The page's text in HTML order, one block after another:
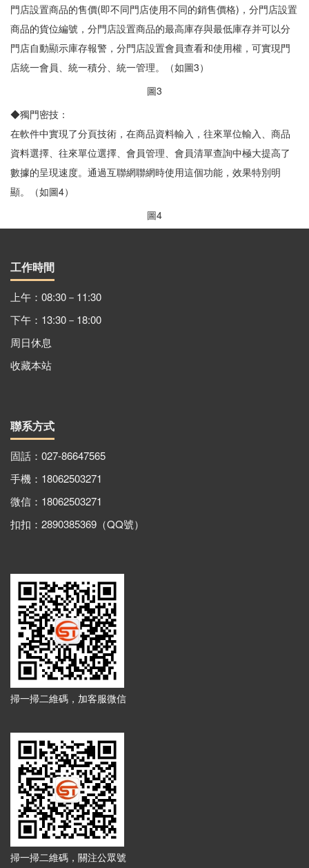
門店設置商品的售價(即不同門店使用不同的銷售價格)，分門店設置
商品的貨位編號，分門店設置商品的最高庫存與最低庫存并可以分
門店自動顯示庫存報警，分門店設置會員查看和使用權，可實現門
店統一會員、統一積分、統一管理。（如圖3）
圖3
◆獨門密技：
在軟件中實現了分頁技術，在商品資料輸入，往來單位輸入、商品
資料選擇、往來單位選擇、會員管理、會員清單查詢中極大提高了
數據的呈現速度。通過互聯網聯網時使用這個功能，效果特別明
顯。（如圖4）
圖4
工作時間
上午：08:30－11:30
下午：13:30－18:00
周日休息
收藏本站
聯系方式
固話：027-86647565
手機：18062503271
微信：18062503271
扣扣：2890385369（QQ號）
掃一掃二維碼，加客服微信
掃一掃二維碼，關注公眾號